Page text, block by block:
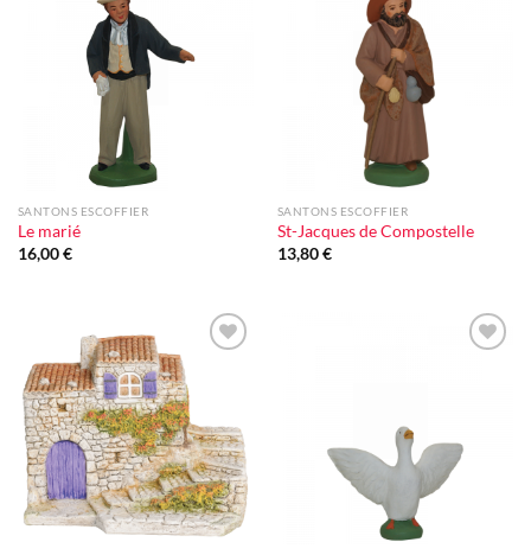
SANTONS ESCOFFIER
Le marié
16,00€
SANTONS ESCOFFIER
St-Jacques de Compostelle
13,80€